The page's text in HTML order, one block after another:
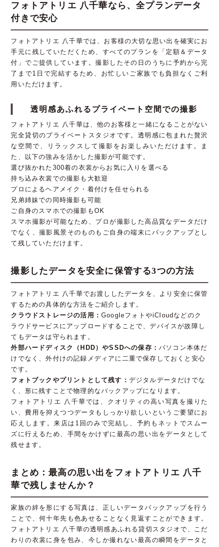
フォトアトリエ 八千華なら、全プランデータ
付きで安心
フォトアトリエ 八千華では、お客様の大切な思い出を確実にお
手元に残していただくため、すべてのプランを「定額＆データ
付」でご提供しています。撮影したその日のうちに予約から完
了まで1日で完結するため、お忙しいご家族でも負担なくご利
用いただけます。
透明感あふれるプライベート空間での撮影
フォトアトリエ 八千華は、他のお客様と一緒になることがない
完全貸切のプライベートスタジオです。透明感に包まれた贅沢
な空間で、リラックスして撮影をお楽しみいただけます。ま
た、以下の強みを活かした撮影が可能です。
選び抜かれた300着の衣裳からお気に入りを選べる
持ち込み衣裳での撮影も大歓迎
プロによるヘアメイク・着付けを任せられる
兄弟姉妹での同時撮影も可能
ご自身のスマホでの撮影もOK
スマホ撮影が可能なため、プロが撮影した高品質なデータだけ
でなく、撮影風景そのものもご自身の端末にバックアップとし
て残していただけます。
撮影したデータを安全に保管する3つの方法
フォトアトリエ 八千華でお渡ししたデータを、より安全に保管
するための具体的な方法をご紹介します。
クラウドストレージの活用： GoogleフォトやiCloudなどのク
ラウドサービスにアップロードすることで、デバイスが故障し
てもデータは守られます。
外部ハードディスク（HDD）やSSDへの保存： パソコン本体だ
けでなく、外付けの記録メディアに二重で保存しておくと安心
です。
フォトブックやプリントとして残す： デジタルデータだけでな
く、形に残すことで物理的なバックアップになります。
フォトアトリエ 八千華では、クオリティの高い写真を撮りた
い、費用を抑えつつデータもしっかり欲しいというご要望にお
応えします。来店は1回のみで完結し、予約もネットでスムー
ズに行えるため、手間をかけずに最高の思い出をデータとして
残せます。
まとめ：最高の思い出をフォトアトリエ 八千
華で残しませんか？
家族の絆を形にする写真は、正しいデータバックアップを行う
ことで、何十年先も色あせることなく見返すことができます。
フォトアトリエ 八千華の透明感あふれる貸切スタジオで、こだ
わりの衣裳に身を包み、今しか撮れない最高の瞬間をデータと